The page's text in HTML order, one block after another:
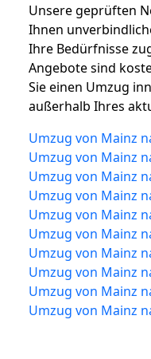
Unsere geprüften
Ihnen
Ihre Bedürfnisse
Angebote sind
Sie einen Umzug
außerhalb Ihres
Umzug von Mainz
Umzug von Mainz
Umzug von Mainz
Umzug von Mainz
Umzug von Mainz
Umzug von Mainz
Umzug von Mainz
Umzug von Mainz
Umzug von Mainz
Umzug von Mainz